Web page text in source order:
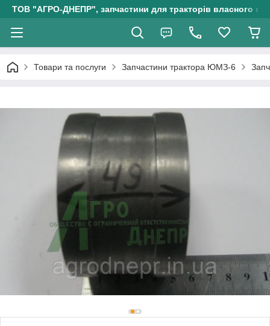
ТОВ "АГРО-ДНЕПР", запчастини для тракторів власного
Товари та послуги Запчастини трактора ЮМЗ-6